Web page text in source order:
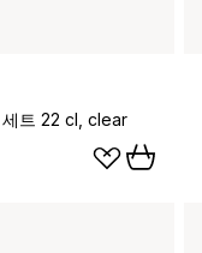
트 22 cl, clear